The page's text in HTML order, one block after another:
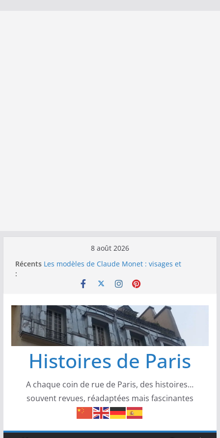
8 août 2026
Récents
:
Les modèles de Claude Monet : visages et
Les modèles de Toulouse-Lautrec : visages,
Les modèles de Pierre‑Auguste Renoir : visages,
corps et complicités au cœur de
l’impressionnisme
Les modèles de Degas : danseuses, travailleuses
et visages d’un Paris moderne
Les modèles de Manet : entre intimité,
modernité et scandale
Histoires de Paris
A chaque coin de rue de Paris, des histoires…
souvent revues, réadaptées mais fascinantes